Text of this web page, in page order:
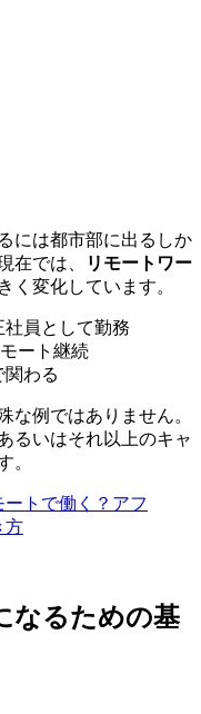
には都市部に出るしか
在では、
リモートワー
く変化しています。
員として勤務
ート継続
わる
な例ではありません。
るいはそれ以上のキャ
。
トで働く？アフ
方
なるための基